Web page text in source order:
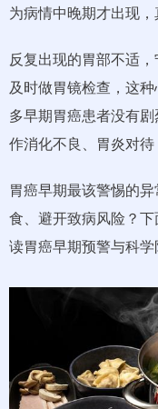
为病情中晚期才出现，
反复出现的胃部不适
及时做胃镜检查，这
多早期胃癌患者没有
作消化不良、胃炎对待
胃癌早期最该警惕的
食、避开致病风险？
读胃癌早期预警与科学